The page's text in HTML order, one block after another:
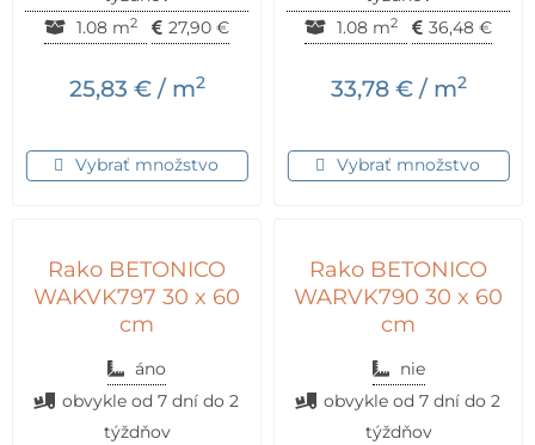
1.08 m2 27,90 €
25,83 €/ m2
Vybrať množstvo
1.08 m2 36,48 €
33,78 €/ m2
Vybrať množstvo
Rako BETONICO
WAKVK797 30 x 60
cm
áno
obvykle od 7 dní do 2
týždňov
Rako BETONICO
WARVK790 30 x 60
cm
nie
obvykle od 7 dní do 2
týždňov